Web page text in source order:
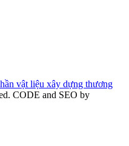
vật liệu xây dựng thương
CODE and SEO by